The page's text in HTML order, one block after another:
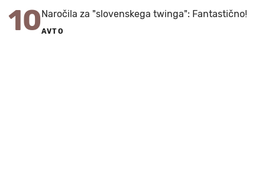
10Naročila za "slovenskega twinga": Fantastično!
AVTO